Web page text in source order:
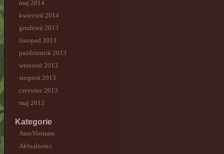
maj 2014
kwiecień 2014
grudzień 2013
listopad 2013
październik 2013
wrzesień 2013
sierpień 2013
czerwiec 2013
maj 2013
Kategorie
AeroVietnam
Aktualności